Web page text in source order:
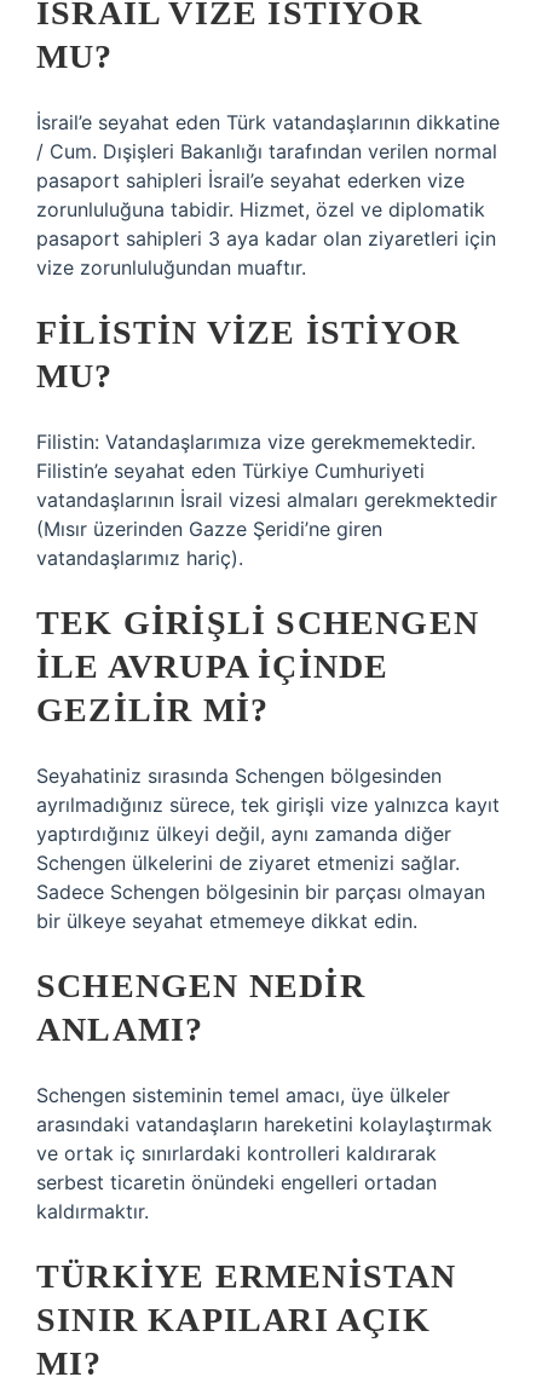
İSRAIL VIZE ISTIYOR
MU?
İsrail’e seyahat eden Türk vatandaşlarının dikkatine
/ Cum. Dışişleri Bakanlığı tarafından verilen normal
pasaport sahipleri İsrail’e seyahat ederken vize
zorunluluğuna tabidir. Hizmet, özel ve diplomatik
pasaport sahipleri 3 aya kadar olan ziyaretleri için
vize zorunluluğundan muaftır.
FILISTIN VIZE ISTIYOR
MU?
Filistin: Vatandaşlarımıza vize gerekmemektedir.
Filistin’e seyahat eden Türkiye Cumhuriyeti
vatandaşlarının İsrail vizesi almaları gerekmektedir
(Mısır üzerinden Gazze Şeridi’ne giren
vatandaşlarımız hariç).
TEK GIRIŞLI SCHENGEN
ILE AVRUPA IÇINDE
GEZILIR MI?
Seyahatiniz sırasında Schengen bölgesinden
ayrılmadığınız sürece, tek girişli vize yalnızca kayıt
yaptırdığınız ülkeyi değil, aynı zamanda diğer
Schengen ülkelerini de ziyaret etmenizi sağlar.
Sadece Schengen bölgesinin bir parçası olmayan
bir ülkeye seyahat etmemeye dikkat edin.
SCHENGEN NEDIR
ANLAMI?
Schengen sisteminin temel amacı, üye ülkeler
arasındaki vatandaşların hareketini kolaylaştırmak
ve ortak iç sınırlardaki kontrolleri kaldırarak
serbest ticaretin önündeki engelleri ortadan
kaldırmaktır.
TÜRKIYE ERMENISTAN
SINIR KAPILARI AÇIK
MI?